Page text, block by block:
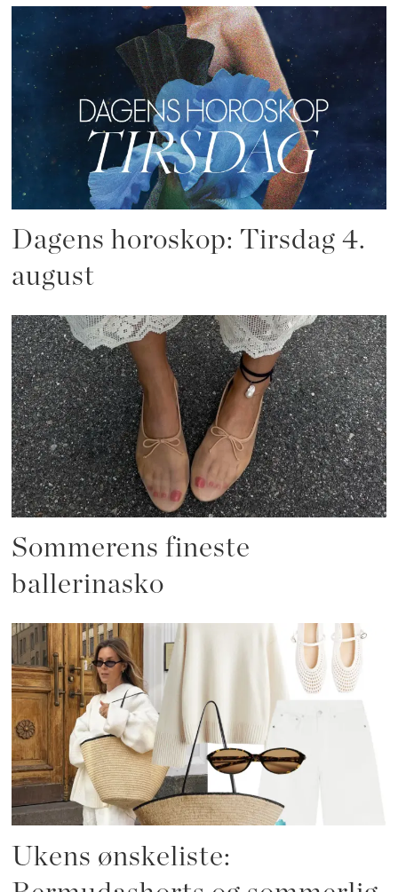
Dagens horoskop: Tirsdag 4.
august
Sommerens fineste
ballerinasko
Ukens ønskeliste: